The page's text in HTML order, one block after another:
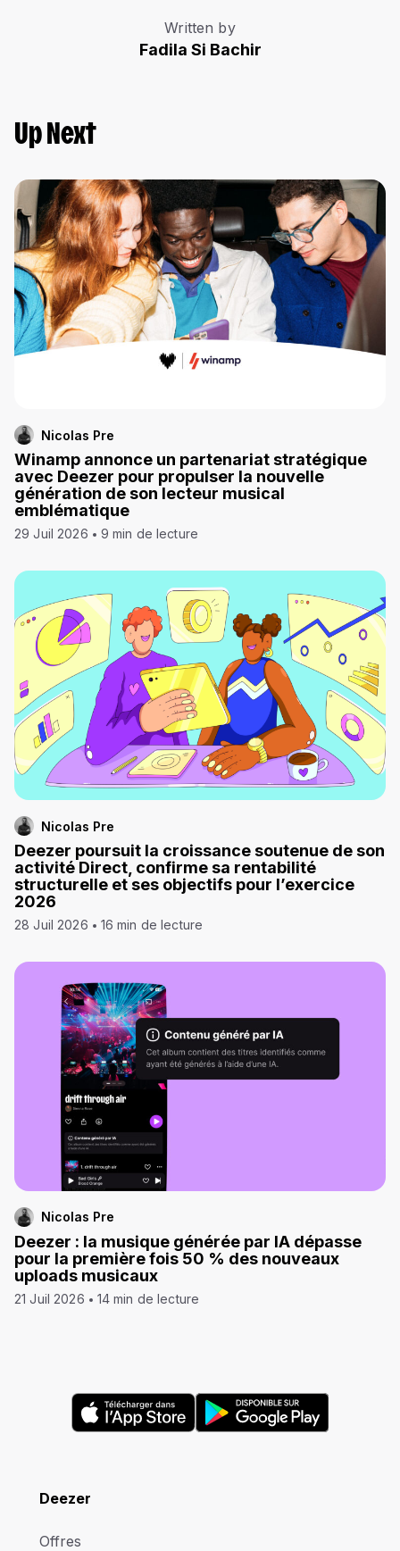
Written by
Fadila Si Bachir
Up Next
Nicolas Pre
Winamp annonce un partenariat stratégique
avec Deezer pour propulser la nouvelle
génération de son lecteur musical
emblématique
29 Juil 2026 9 min de lecture
Nicolas Pre
Deezer poursuit la croissance soutenue de son
activité Direct, confirme sa rentabilité
structurelle et ses objectifs pour l’exercice
2026
28 Juil 2026 16 min de lecture
Nicolas Pre
Deezer : la musique générée par IA dépasse
pour la première fois 50 % des nouveaux
uploads musicaux
21 Juil 2026 14 min de lecture
Deezer
Offres